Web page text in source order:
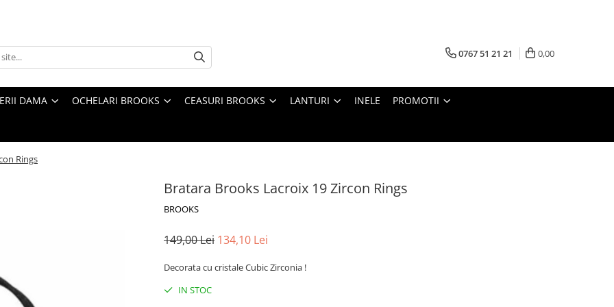
0767 51 21 21 0,00
DAMA OCHELARI BROOKS CEASURI BROOKS LANTURI INELE PROMOTII
Rings
Bratara Brooks Lacroix 19 Zircon Rings
BROOKS
149,00 Lei 134,10 Lei
Decorata cu cristale Cubic Zirconia !
IN STOC